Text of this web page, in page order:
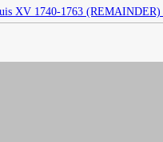
originale
era:
XV 1740-1763 (REMAINDER)